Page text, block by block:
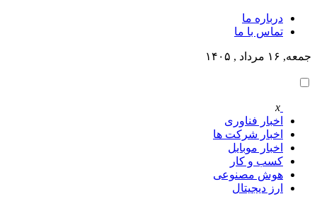
درباره ما
تماس با ما
جمعه, ۱۶ مرداد , ۱۴۰۵
x
اخبار فناوری
اخبار شرکت ها
اخبار موبایل
کسب و کار
هوش مصنوعی
ارز دیجیتال